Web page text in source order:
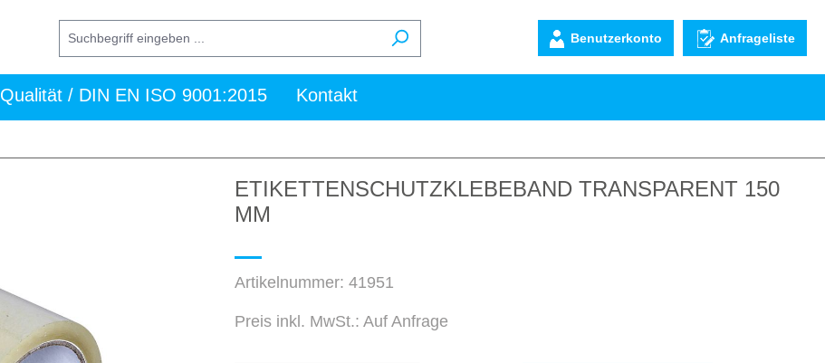
Benutzerkonto Anfrageliste
Qualität / DIN EN ISO 9001:2015 Kontakt
ETIKETTENSCHUTZKLEBEBAND TRANSPARENT 150
MM
Artikelnummer: 41951
Preis inkl. MwSt.: Auf Anfrage